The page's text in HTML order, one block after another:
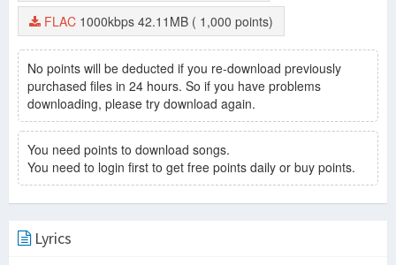
FLAC 1000kbps 42.11MB ( 1,000 points)
No points will be deducted if you re-download previously
purchased files in 24 hours. So if you have problems
downloading, please try download again.
You need points to download songs.
You need to login first to get free points daily or buy points.
Lyrics